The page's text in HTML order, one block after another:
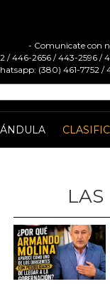
- Comunicate con
/ 446-2656 / 443-2596 /
(380) 461-7752 /
LAS